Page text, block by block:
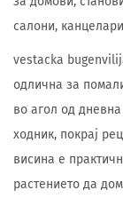
салони,
vestacka
одлична за
во агол од
ходник, покрај
висина е
растението да